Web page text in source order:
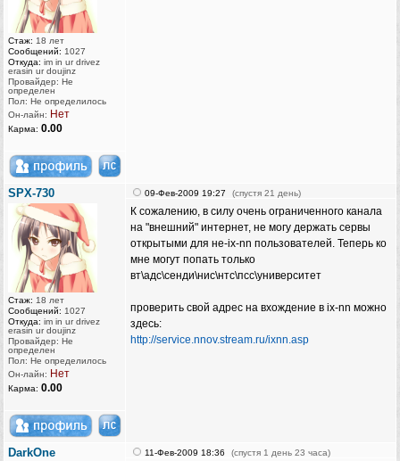
Стаж: 18 лет
Сообщений: 1027
Откуда: im in ur drivez
erasin ur doujinz
Провайдер: Не
определен
Пол: Не определилось
Он-лайн: Нет
Карма: 0.00
SPX-730
Стаж: 18 лет
Сообщений: 1027
Откуда: im in ur drivez
erasin ur doujinz
Провайдер: Не
определен
Пол: Не определилось
Он-лайн: Нет
Карма: 0.00
09-Фев-2009 19:27 (спустя 21 день)
К сожалению, в силу очень ограниченного канала
на "внешний" интернет, не могу держать сервы
открытыми для не-ix-nn пользователей. Теперь ко
мне могут попать только
вт\адс\сенди\нис\нтс\псс\университет
проверить свой адрес на вхождение в ix-nn можно
здесь:
http://service.nnov.stream.ru/ixnn.asp
DarkOne 11-Фев-2009 18:36 (спустя 1 день 23 часа)